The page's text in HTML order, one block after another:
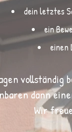
dein letztes
ein
einen
vollständig
dann
Wir